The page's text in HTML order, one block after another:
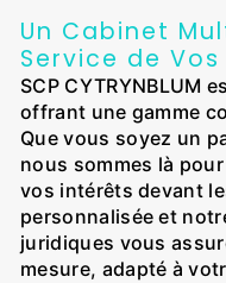
Un Cabinet
Service de
SCP CYTRYNBLUM
offrant une gamme
Que vous soyez un
nous sommes là
vos intérêts devant
personnalisée et
juridiques vous
mesure, adapté à